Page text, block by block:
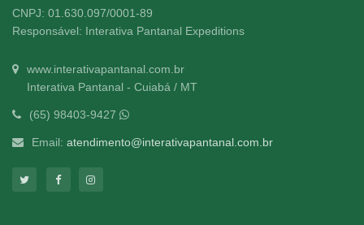
CNPJ: 01.630.097/0001-89
Responsável: Interativa Pantanal Expeditions
www.interativapantanal.com.br
Interativa Pantanal - Cuiabá / MT
(65) 98403-9427
Email: atendimento@interativapantanal.com.br